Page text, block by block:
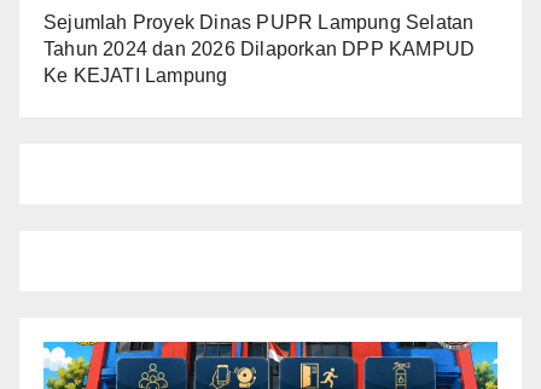
Sejumlah Proyek Dinas PUPR Lampung Selatan
Tahun 2024 dan 2026 Dilaporkan DPP KAMPUD
Ke KEJATI Lampung